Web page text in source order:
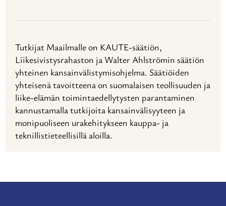
Tutkijat Maailmalle on KAUTE-säätiön,
Liikesivistysrahaston ja Walter Ahlströmin säätiön
yhteinen kansainvälistymisohjelma. Säätiöiden
yhteisenä tavoitteena on suomalaisen teollisuuden ja
liike-elämän toimintaedellytysten parantaminen
kannustamalla tutkijoita kansainvälisyyteen ja
monipuoliseen urakehitykseen kauppa- ja
teknillistieteellisillä aloilla.